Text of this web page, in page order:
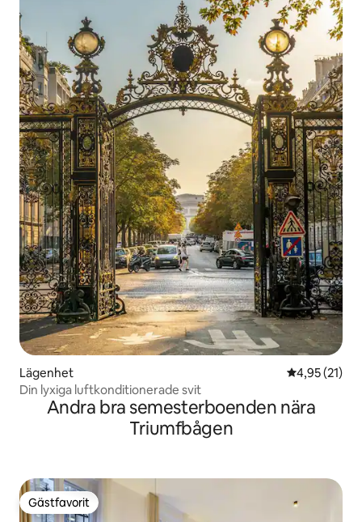
Lägenhet 4,95 av 5 i
4,95 (21)
Din lyxiga luftkonditionerade svit
Andra bra semesterboenden nära
Triumfbågen
Gästfavorit
Gästfavorit